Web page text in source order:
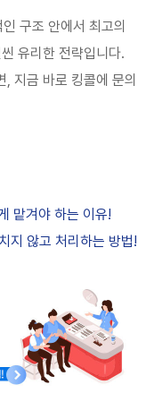
구조 안에서 최고의
유리한 전략입니다.
, 지금 바로 킹콜에 문의
맡겨야 하는 이유!
지 않고 처리하는 방법!